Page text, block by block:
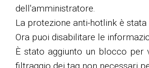
dell'amministratore.
La protezione anti-hotlink è
Ora puoi disabilitare le
È stato aggiunto un blocco per